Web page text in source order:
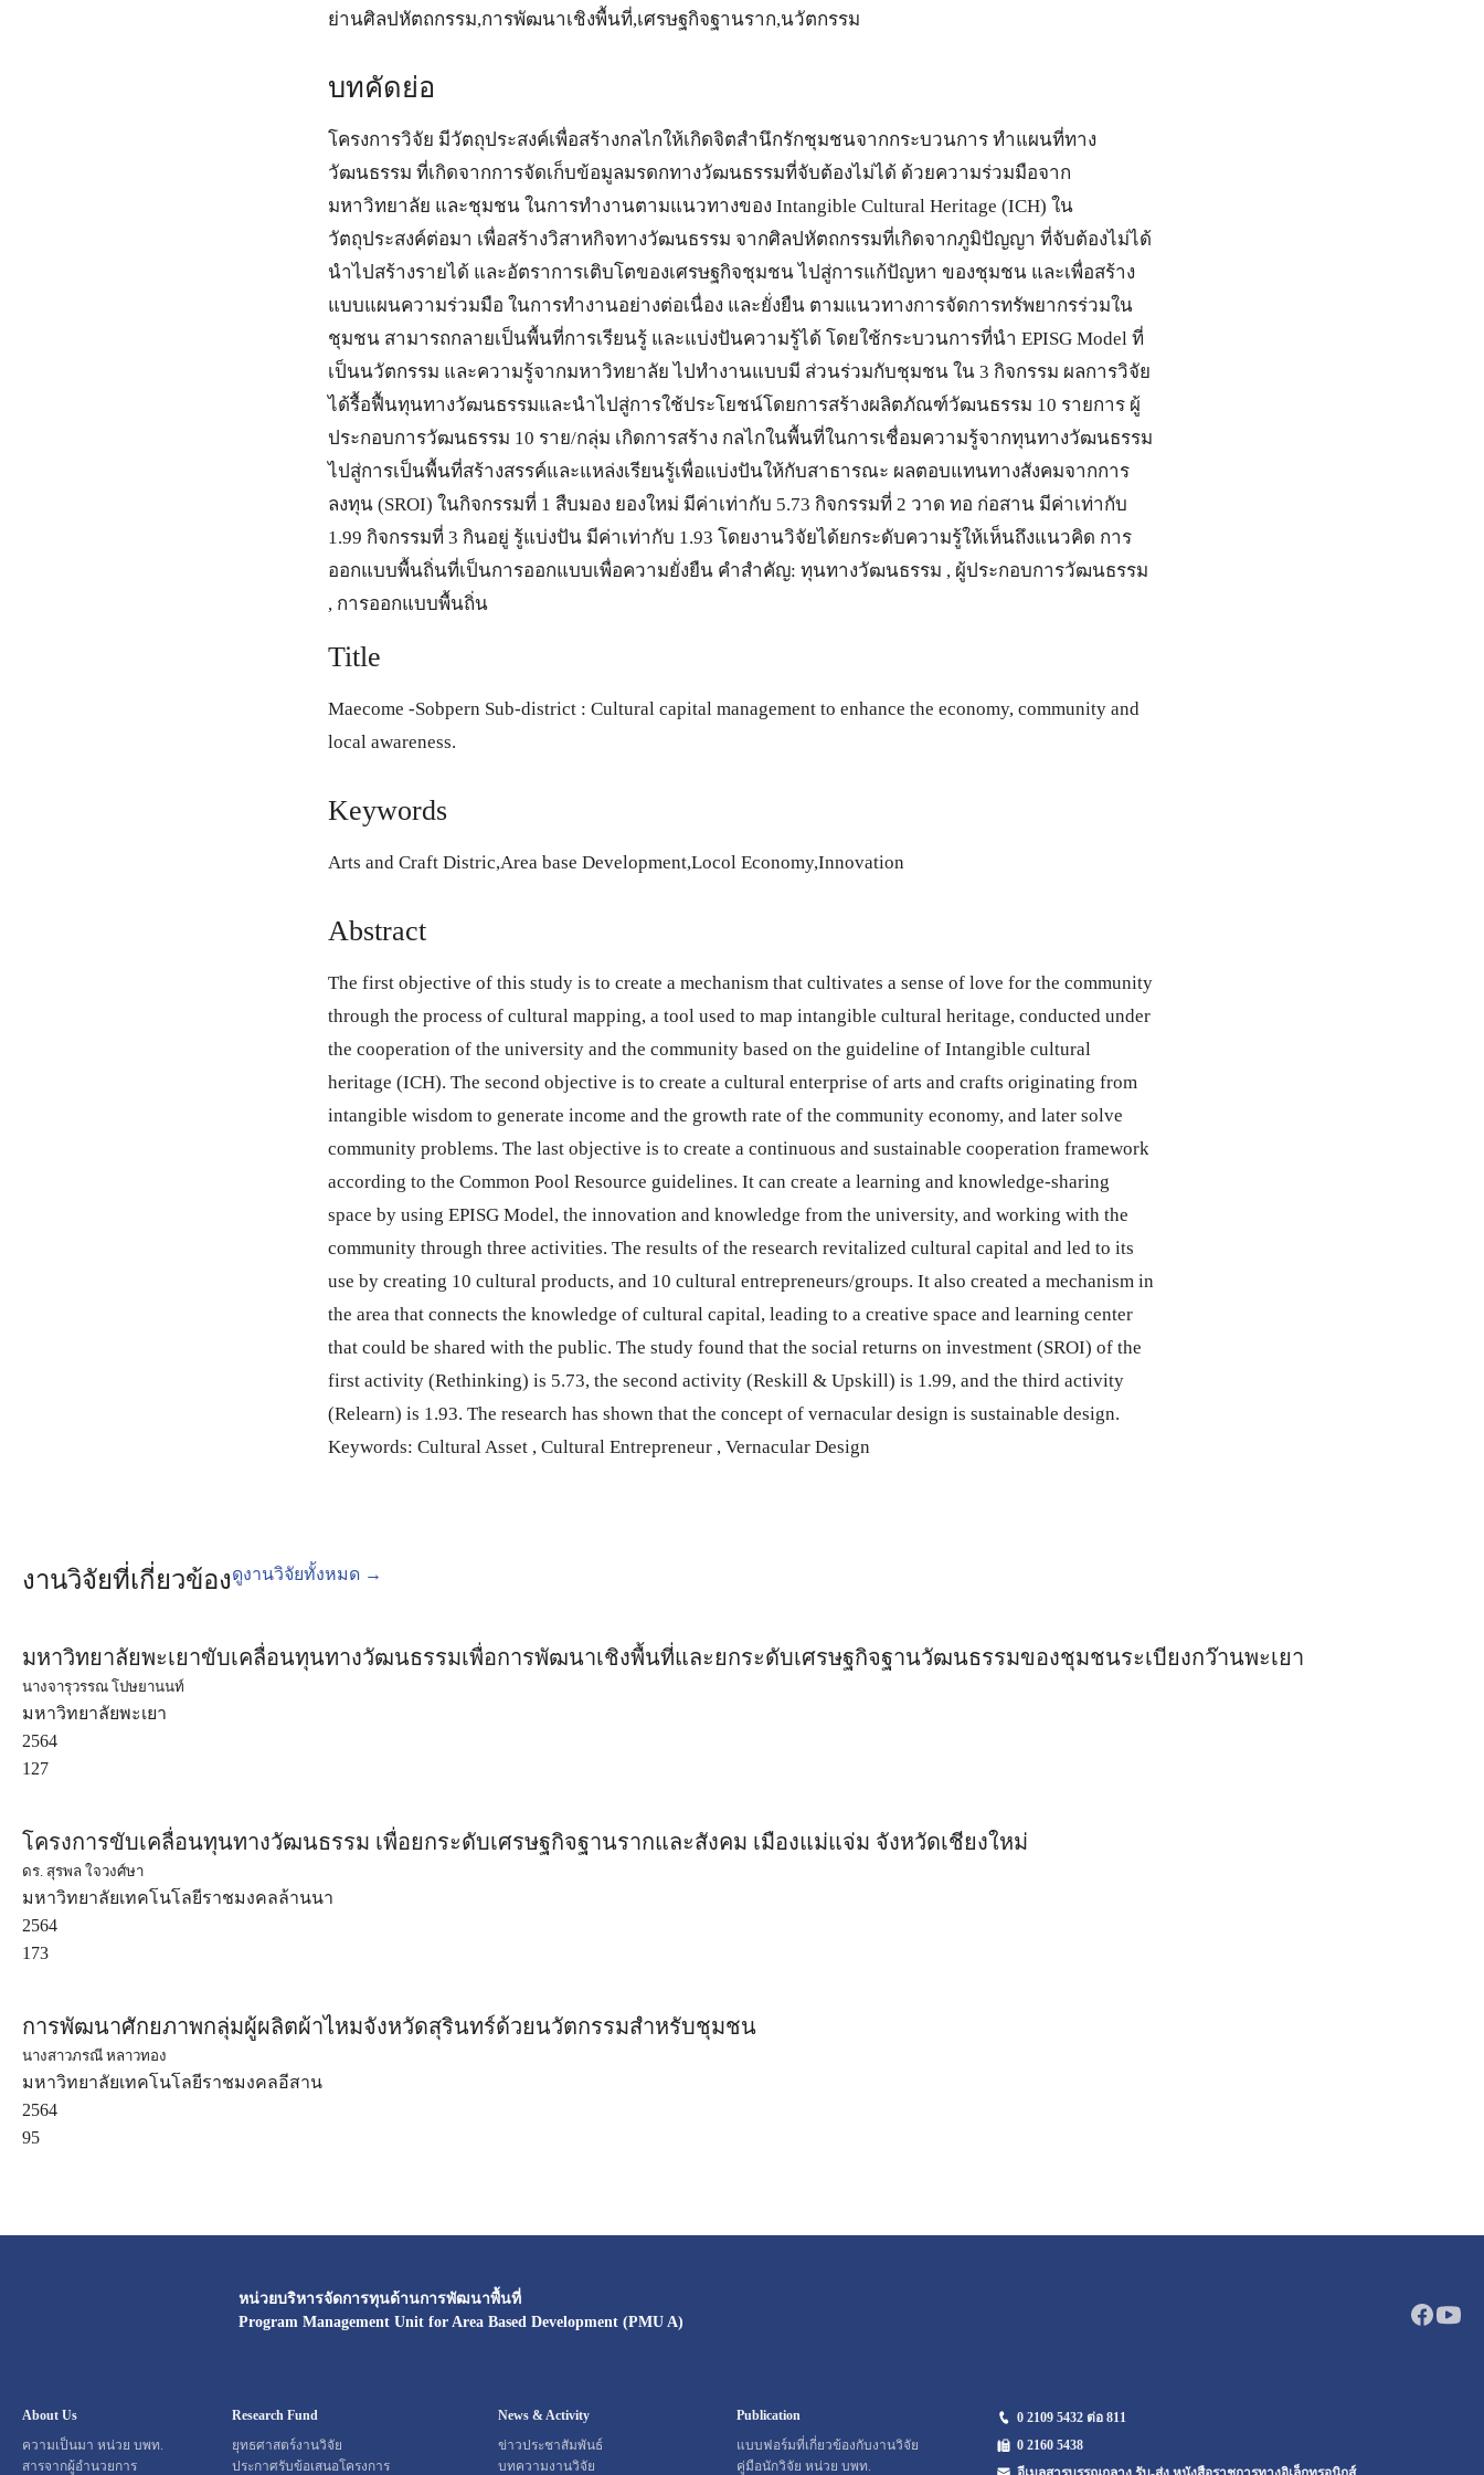
ย่านศิลปหัตถกรรม,การพัฒนาเชิงพื้นที่,เศรษฐกิจฐานราก,นวัตกรรม
บทคัดย่อ
โครงการวิจัย มีวัตถุประสงค์เพื่อสร้างกลไกให้เกิดจิตสำนึกรักชุมชนจากกระบวนการ ทำแผนที่ทาง
วัฒนธรรม ที่เกิดจากการจัดเก็บข้อมูลมรดกทางวัฒนธรรมที่จับต้องไม่ได้ ด้วยความร่วมมือจาก
มหาวิทยาลัย และชุมชน ในการทำงานตามแนวทางของ Intangible Cultural Heritage (ICH) ใน
วัตถุประสงค์ต่อมา เพื่อสร้างวิสาหกิจทางวัฒนธรรม จากศิลปหัตถกรรมที่เกิดจากภูมิปัญญา ที่จับต้องไม่ได้
นำไปสร้างรายได้ และอัตราการเติบโตของเศรษฐกิจชุมชน ไปสู่การแก้ปัญหา ของชุมชน และเพื่อสร้าง
แบบแผนความร่วมมือ ในการทำงานอย่างต่อเนื่อง และยั่งยืน ตามแนวทางการจัดการทรัพยากรร่วมใน
ชุมชน สามารถกลายเป็นพื้นที่การเรียนรู้ และแบ่งปันความรู้ได้ โดยใช้กระบวนการที่นำ EPISG Model ที่
เป็นนวัตกรรม และความรู้จากมหาวิทยาลัย ไปทำงานแบบมี ส่วนร่วมกับชุมชน ใน 3 กิจกรรม ผลการวิจัย
ได้รื้อฟื้นทุนทางวัฒนธรรมและนำไปสู่การใช้ประโยชน์โดยการสร้างผลิตภัณฑ์วัฒนธรรม 10 รายการ ผู้
ประกอบการวัฒนธรรม 10 ราย/กลุ่ม เกิดการสร้าง กลไกในพื้นที่ในการเชื่อมความรู้จากทุนทางวัฒนธรรม
ไปสู่การเป็นพื้นที่สร้างสรรค์และแหล่งเรียนรู้เพื่อแบ่งปันให้กับสาธารณะ ผลตอบแทนทางสังคมจากการ
ลงทุน (SROI) ในกิจกรรมที่ 1 สืบมอง ยองใหม่ มีค่าเท่ากับ 5.73 กิจกรรมที่ 2 วาด ทอ ก่อสาน มีค่าเท่ากับ
1.99 กิจกรรมที่ 3 กินอยู่ รู้แบ่งปัน มีค่าเท่ากับ 1.93 โดยงานวิจัยได้ยกระดับความรู้ให้เห็นถึงแนวคิด การ
ออกแบบพื้นถิ่นที่เป็นการออกแบบเพื่อความยั่งยืน คำสำคัญ: ทุนทางวัฒนธรรม , ผู้ประกอบการวัฒนธรรม
, การออกแบบพื้นถิ่น
Title
Maecome -Sobpern Sub-district : Cultural capital management to enhance the economy, community and
local awareness.
Keywords
Arts and Craft Distric,Area base Development,Locol Economy,Innovation
Abstract
The first objective of this study is to create a mechanism that cultivates a sense of love for the community
through the process of cultural mapping, a tool used to map intangible cultural heritage, conducted under
the cooperation of the university and the community based on the guideline of Intangible cultural
heritage (ICH). The second objective is to create a cultural enterprise of arts and crafts originating from
intangible wisdom to generate income and the growth rate of the community economy, and later solve
community problems. The last objective is to create a continuous and sustainable cooperation framework
according to the Common Pool Resource guidelines. It can create a learning and knowledge-sharing
space by using EPISG Model, the innovation and knowledge from the university, and working with the
community through three activities. The results of the research revitalized cultural capital and led to its
use by creating 10 cultural products, and 10 cultural entrepreneurs/groups. It also created a mechanism in
the area that connects the knowledge of cultural capital, leading to a creative space and learning center
that could be shared with the public. The study found that the social returns on investment (SROI) of the
first activity (Rethinking) is 5.73, the second activity (Reskill & Upskill) is 1.99, and the third activity
(Relearn) is 1.93. The research has shown that the concept of vernacular design is sustainable design.
Keywords: Cultural Asset , Cultural Entrepreneur , Vernacular Design
งานวิจัยที่เกี่ยวข้องดูงานวิจัยทั้งหมด →
มหาวิทยาลัยพะเยาขับเคลื่อนทุนทางวัฒนธรรมเพื่อการพัฒนาเชิงพื้นที่และยกระดับเศรษฐกิจฐานวัฒนธรรมของชุมชนระเบียงกว๊านพะเยา
นางจารุวรรณ โปษยานนท์
มหาวิทยาลัยพะเยา
2564
127
โครงการขับเคลื่อนทุนทางวัฒนธรรม เพื่อยกระดับเศรษฐกิจฐานรากและสังคม เมืองแม่แจ่ม จังหวัดเชียงใหม่
ดร. สุรพล ใจวงศ์ษา
มหาวิทยาลัยเทคโนโลยีราชมงคลล้านนา
2564
173
การพัฒนาศักยภาพกลุ่มผู้ผลิตผ้าไหมจังหวัดสุรินทร์ด้วยนวัตกรรมสำหรับชุมชน
นางสาวภรณี หลาวทอง
มหาวิทยาลัยเทคโนโลยีราชมงคลอีสาน
2564
95
หน่วยบริหารจัดการทุนด้านการพัฒนาพื้นที่
Program Management Unit for Area Based Development (PMU A)
About Us
ความเป็นมา หน่วย บพท.
สารจากผู้อำนวยการ
Research Fund
ยุทธศาสตร์งานวิจัย
ประกาศรับข้อเสนอโครงการ
News & Activity
ข่าวประชาสัมพันธ์
บทความงานวิจัย
Publication
แบบฟอร์มที่เกี่ยวข้องกับงานวิจัย
คู่มือนักวิจัย หน่วย บพท.
0 2109 5432 ต่อ 811
0 2160 5438